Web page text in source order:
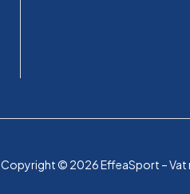
Copyright © 2026 EffeaSport – Vat